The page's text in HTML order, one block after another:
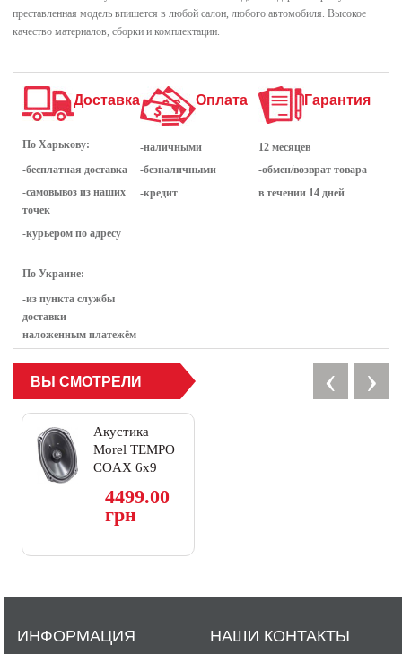
преставленная модель впишется в любой салон, любого автомобиля. Высокое
качество материалов, сборки и комплектации.
Доставка
По Харькову:
-бесплатная доставка
-самовывоз из наших
точек
-курьером по адресу
По Украине:
-из пункта службы
доставки
наложенным платежём
Оплата
-наличными
-безналичными
-кредит
Гарантия
12 месяцев
-обмен/возврат товара
в течении 14 дней
ВЫ СМОТРЕЛИ ‹ ›
Акустика
Morel TEMPO
COAX 6x9
4499.00
грн
ИНФОРМАЦИЯ НАШИ КОНТАКТЫ